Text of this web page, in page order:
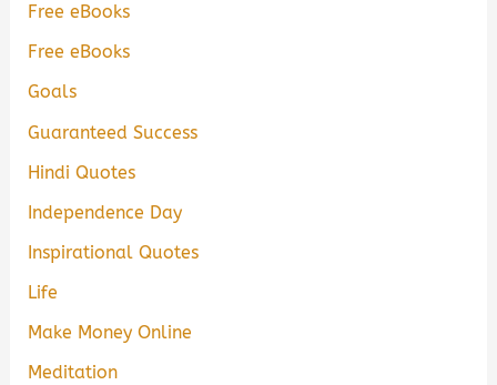
Free eBooks
Free eBooks
Goals
Guaranteed Success
Hindi Quotes
Independence Day
Inspirational Quotes
Life
Make Money Online
Meditation